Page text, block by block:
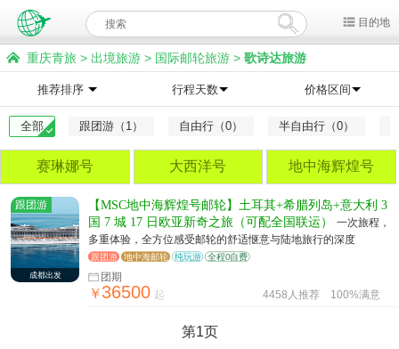
目的地
重庆青旅 > 出境旅游 > 国际邮轮旅游 > 歌诗达旅游
推荐排序 行程天数 价格区间
全部 跟团游（1） 自由行（0） 半自由行（0）
赛琳娜号 大西洋号 地中海辉煌号
跟团游
成都出发
【MSC地中海辉煌号邮轮】土耳其+希腊列岛+意大利 3
国 7 城 17 日欧亚新奇之旅（可配全国联运）
一次旅程，
多重体验，全方位感受邮轮的舒适惬意与陆地旅行的深度
跟团游 地中海邮轮 纯玩游 全程0自费
团期
￥36500 起 4458人推荐 100%满意
第1页